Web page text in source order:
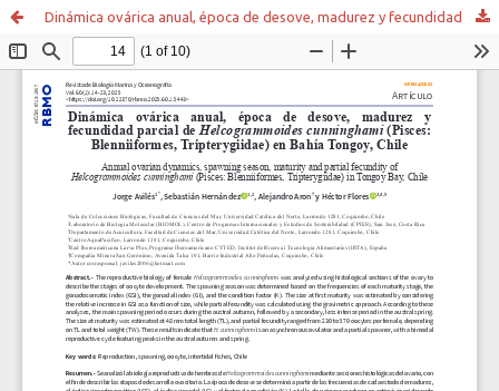
Dinámica ovárica anual, época de desove, madurez y fecundidad parcial de Helcogrammoides cunninghami (Pisces: Blenniiformes, Tripterygiidae) en Bahía Tongoy, Chile